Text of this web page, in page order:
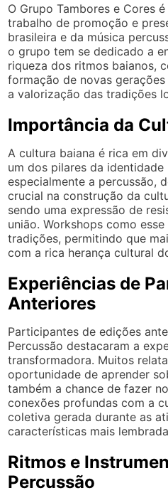
O Grupo Tambores e Cores
trabalho de promoção e
brasileira e da música
o grupo tem se dedicado a
riqueza dos ritmos baianos,
formação de novas
a valorização das tradições
Importância da
A cultura baiana é rica em
um dos pilares da identidade
especialmente a percussão,
crucial na construção da
sendo uma expressão de
união. Workshops como
tradições, permitindo que
com a rica herança cultural
Experiências de
Anteriores
Participantes de edições
Percussão destacaram a
transformadora. Muitos
oportunidade de aprender
também a chance de fazer
conexões profundas com a
coletiva gerada durante as
características mais
Ritmos e
Percussão